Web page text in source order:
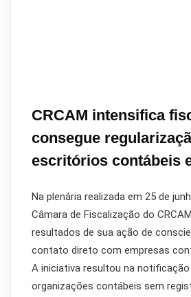
CRCAM intensifica
consegue
escritórios contábeis
Na plenária realizada em 25 de
Câmara de Fiscalização do
resultados de sua ação de
contato direto com empresas
A iniciativa resultou na notificação
organizações contábeis sem